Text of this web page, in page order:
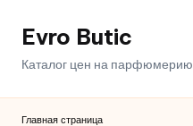
ПерейтиEvro Butic
Каталог цен на парфюмерию
Главная страница